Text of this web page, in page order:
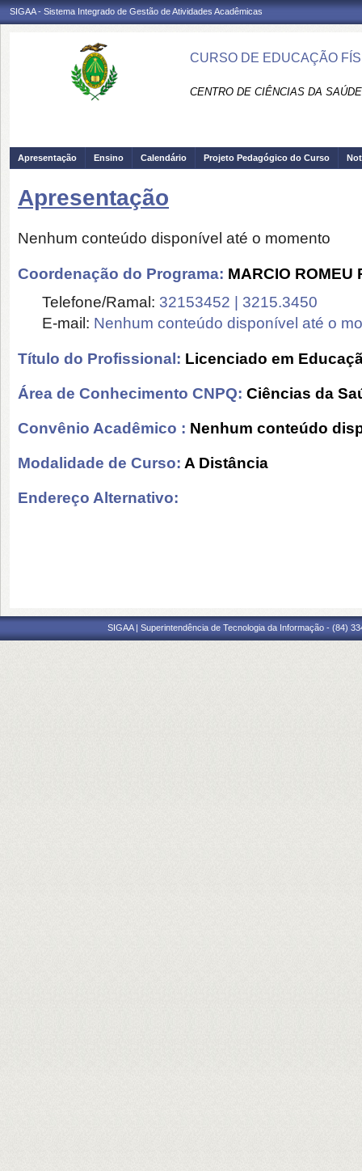
SIGAA - Sistema Integrado de Gestão de Atividades Acadêmicas
CURSO DE EDUCAÇÃO
CENTRO DE CIÊNCIAS DA
Apresentação Ensino Calendário Projeto Pedagógico do Curso
Apresentação
Nenhum conteúdo disponível até o momento
Coordenação do Programa: MARCIO ROMEU
Telefone/Ramal: 32153452 | 3215.3450
E-mail: Nenhum conteúdo disponível até o
Título do Profissional: Licenciado em
Área de Conhecimento CNPQ: Ciências da
Convênio Acadêmico : Nenhum conteúdo
Modalidade de Curso: A Distância
Endereço Alternativo:
SIGAA | Superintendência de Tecnologia da Informação - (84)